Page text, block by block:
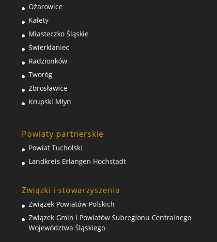
Ożarowice
Kalety
Miasteczko Śląskie
Świerklaniec
Radzionków
Tworóg
Zbrosławice
Krupski Młyn
Powiaty partnerskie
Powiat Tucholski
Landkreis Erlangen Hochstadt
Związki i stowarzyszenia
Związek Powiatów Polskich
Związek Gmin i Powiatów Subregionu Centralnego
Województwa Śląskiego